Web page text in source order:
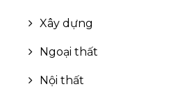
Xây dựng
Ngoại thất
Nội thất